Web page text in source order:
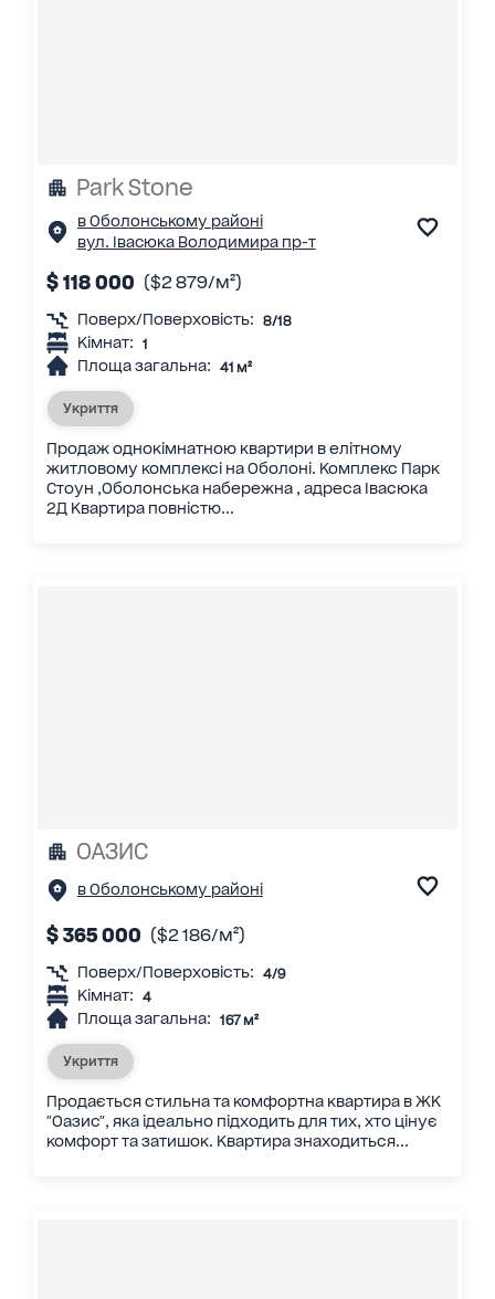
Park Stone
в Оболонському районі
вул. Івасюка Володимира пр-т
$ 118 000 ($2 879/м²)
Поверх/Поверховість: 8/18
Кімнат: 1
Площа загальна: 41 м²
Укриття
Продаж однокімнатною квартири в елітному
житловому комплексі на Оболоні. Комплекс Парк
Стоун ,Оболонська набережна , адреса Івасюка
2Д Квартира повністю...
ОАЗИС
в Оболонському районі
$ 365 000 ($2 186/м²)
Поверх/Поверховість: 4/9
Кімнат: 4
Площа загальна: 167 м²
Укриття
Продається стильна та комфортна квартира в ЖК
"Оазис", яка ідеально підходить для тих, хто цінує
комфорт та затишок. Квартира знаходиться...